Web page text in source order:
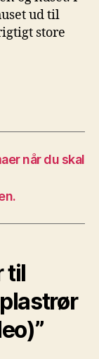
ud til
store
når du skal
til